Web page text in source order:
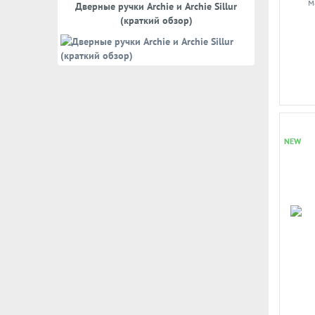
Дверные ручки Archie и Archie Sillur
(краткий обзор)
NEW